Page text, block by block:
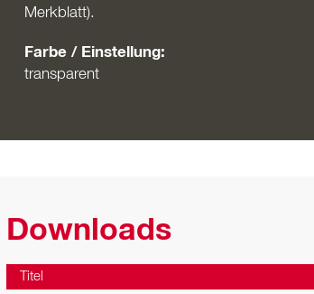
Merkblatt).
Farbe / Einstellung:
transparent
Downloads
Titel